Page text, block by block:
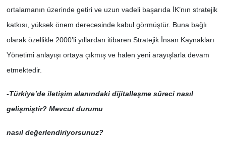
ortalamanın üzerinde getiri ve uzun vadeli başarıda İK’nın stratejik
katkısı, yüksek önem derecesinde kabul görmüştür. Buna bağlı
olarak özellikle 2000’li yıllardan itibaren Stratejik İnsan Kaynakları
Yönetimi anlayışı ortaya çıkmış ve halen yeni arayışlarla devam
etmektedir.
-Türkiye’de iletişim alanındaki dijitalleşme süreci nasıl
gelişmiştir? Mevcut durumu
nasıl değerlendiriyorsunuz?